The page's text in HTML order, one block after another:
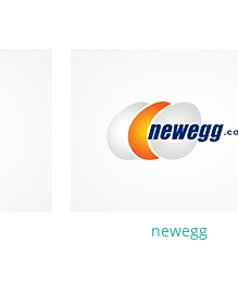
newegg